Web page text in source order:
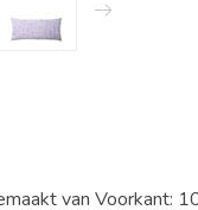
van Voorkant: